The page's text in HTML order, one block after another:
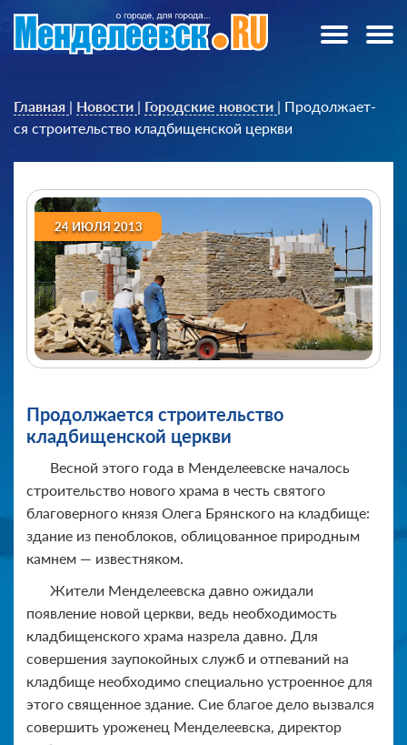
Главная | Новости | Городские новости | Продолжает­
ся строительс­тво кладбищенс­кой церкви
24 ИЮЛЯ 2013
Продолжает­ся строительс­тво
кладбищенс­кой церкви
Весной этого года в Менделеевске началось
строительство нового храма в честь святого
благоверного князя Олега Брянского на кладбище:
здание из пеноблоков, облицованное природным
камнем — известняком.
Жители Менделеевска давно ожидали
появление новой церкви, ведь необходимость
кладбищенского храма назрела давно. Для
совершения заупокойных служб и отпеваний на
кладбище необходимо специально устроенное для
этого священное здание. Сие благое дело вызвался
совершить уроженец Менделеевска, директор